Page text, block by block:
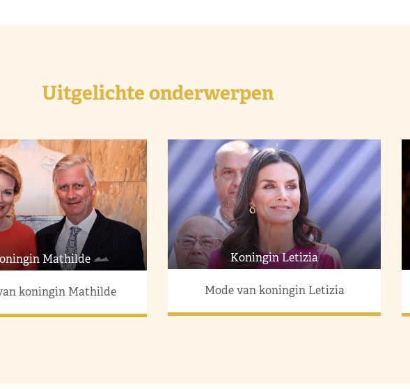
Uitgelichte onderwerpen
Mathilde
koningin Mathilde
Koningin Letizia
Mode van koningin Letizia